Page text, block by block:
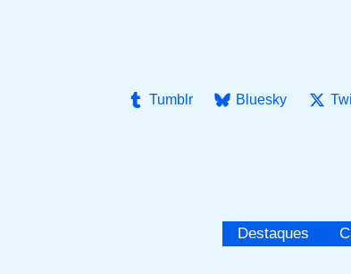
Tumblr
Bluesky
Destaques